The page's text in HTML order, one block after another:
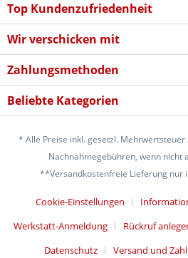
Top Kundenzufriedenheit
Wir verschicken mit
Zahlungsmethoden
Beliebte Kategorien
* Alle Preise inkl. gesetzl. Mehrwertsteuer
Nachnahmegebühren, wenn nicht
**Versandkostenfreie Lieferung nur
Cookie-Einstellungen
Werkstatt-Anmeldung
Rückruf
Datenschutz
Versand und